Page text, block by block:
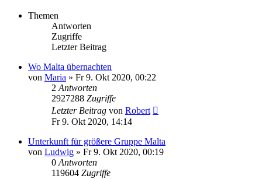
Themen
Antworten
Zugriffe
Letzter Beitrag
Wo Malta übernachten
von Maria » Fr 9. Okt 2020, 00:22
2 Antworten
2927288 Zugriffe
Letzter Beitrag von Robert
Fr 9. Okt 2020, 14:14
Unterkunft für größere Gruppe Malta
von Ludwig » Fr 9. Okt 2020, 00:19
0 Antworten
119604 Zugriffe